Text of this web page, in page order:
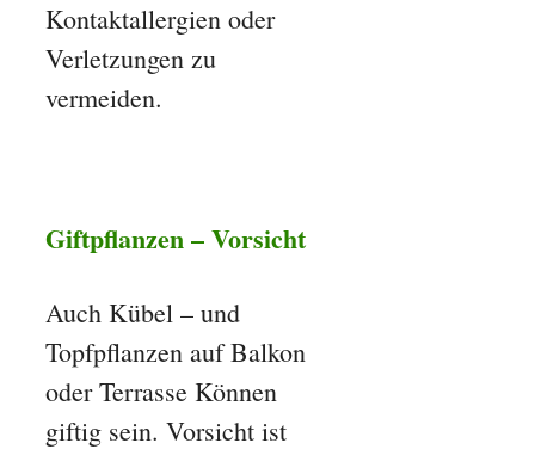
Kontaktallergien oder
Verletzungen zu
vermeiden.
Giftpflanzen –Vorsicht
Auch Kübel – und
Topfpflanzen auf Balkon
oder Terrasse Können
giftig sein. Vorsicht ist